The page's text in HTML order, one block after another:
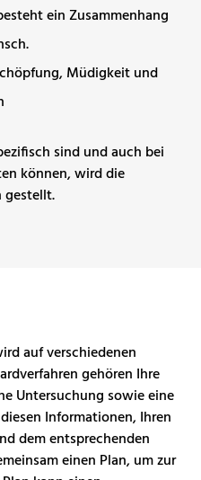
ein Zusammenhang
Müdigkeit und
sind und auch bei
können, wird die
gestellt.
auf verschiedenen
gehören Ihre
Untersuchung sowie eine
Informationen, Ihren
dem entsprechenden
einen Plan, um zur